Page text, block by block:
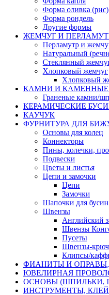
Форма оливка (рис)
Форма рондель
Другие формы
ЖЕМЧУГ И
Перламутр и
Натуральный
Стеклянный
Хлопковый жемчуг
Хлопковый
КАМНИ И КАМЕННЫЕ
Граненые камни/
КЕРАМИЧЕСКИЕ
КАУЧУК
ФУРНИТУРА ДЛЯ
Основы для колец
Коннекторы
Пины, колечки,
Подвески
Цветы и листья
Цепи и замочки
Цепи
Замочки
Шапочки для
Швензы
Английский
Швензы
Пусеты
Швензы-
Клипсы/
ФИАНИТЫ И ОПРАВЫ,
ЮВЕЛИРНАЯ
ОСНОВЫ (ШПИЛЬКИ,
ИНСТРУМЕНТЫ, КЛЕЙ